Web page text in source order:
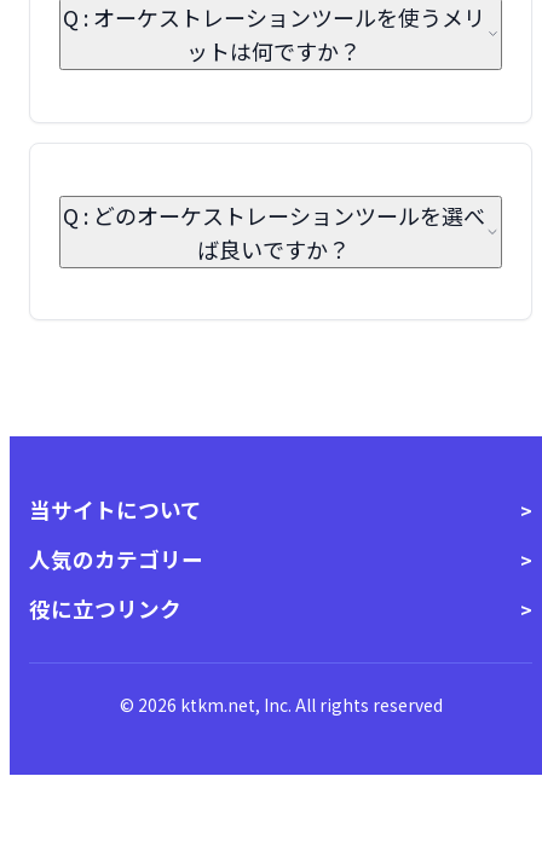
Q : オーケストレーションツールを使うメリ
ットは何ですか？
Q : どのオーケストレーションツールを選べ
ば良いですか？
当サイトについて
人気のカテゴリー
役に立つリンク
© 2026 ktkm.net, Inc. All rights reserved